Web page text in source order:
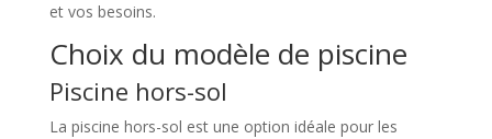
et vos besoins.
Choix du modèle de piscine
Piscine hors-sol
La piscine hors-sol est une option idéale pour les